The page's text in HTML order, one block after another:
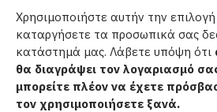
Χρησιμοποιήστε αυτήν την
καταργήσετε τα προσωπικά σας
κατάστημά μας. Λάβετε υπόψη ότι
θα διαγράψει τον λογαριασμό
μπορείτε πλέον να έχετε
τον χρησιμοποιήσετε ξανά.